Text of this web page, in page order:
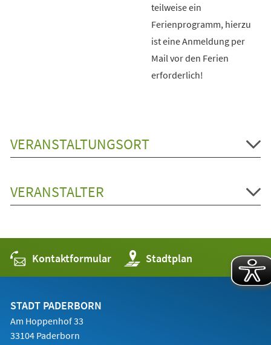
teilweise ein
Ferienprogramm, hierzu
ist eine Anmeldung per
Mail vor den Ferien
erforderlich!
VERANSTALTUNGSORT
VERANSTALTER
Kontaktformular Stadtplan
(Öffnet
in
einem
STADT PADERBORN
Am Hoppenhof 33
33104 Paderborn